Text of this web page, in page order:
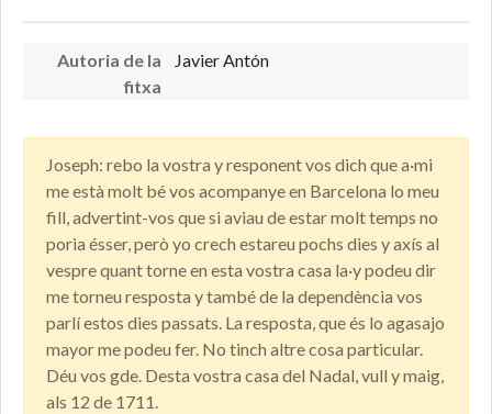
Autoria de la
fitxa
Javier Antón
Joseph: rebo la vostra y responent vos dich que a·mi
me està molt bé vos acompanye en Barcelona lo meu
fill, advertint-vos que si aviau de estar molt temps no
poria ésser, però yo crech estareu pochs dies y axís al
vespre quant torne en esta vostra casa la·y podeu dir
me torneu resposta y també de la dependència vos
parlí estos dies passats. La resposta, que és lo agasajo
mayor me podeu fer. No tinch altre cosa particular.
Déu vos gde. Desta vostra casa del Nadal, vull y maig,
als 12 de 1711.